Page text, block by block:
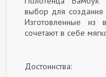
выбор для
Изготовленные из
сочетают в себе
Достоинства: